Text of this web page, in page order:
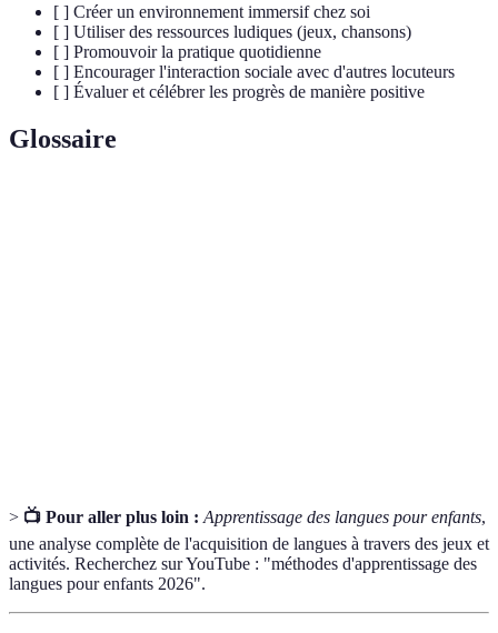
[ ] Créer un environnement immersif chez soi
[ ] Utiliser des ressources ludiques (jeux, chansons)
[ ] Promouvoir la pratique quotidienne
[ ] Encourager l'interaction sociale avec d'autres locuteurs
[ ] Évaluer et célébrer les progrès de manière positive
Glossaire
> 📺 Pour aller plus loin : Apprentissage des langues pour enfants,
une analyse complète de l'acquisition de langues à travers des jeux et
activités. Recherchez sur YouTube : "méthodes d'apprentissage des
langues pour enfants 2026".